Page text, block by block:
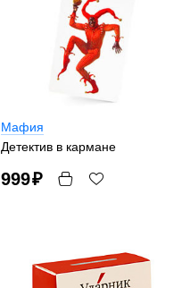
Мафия
Детектив в кармане
999₽